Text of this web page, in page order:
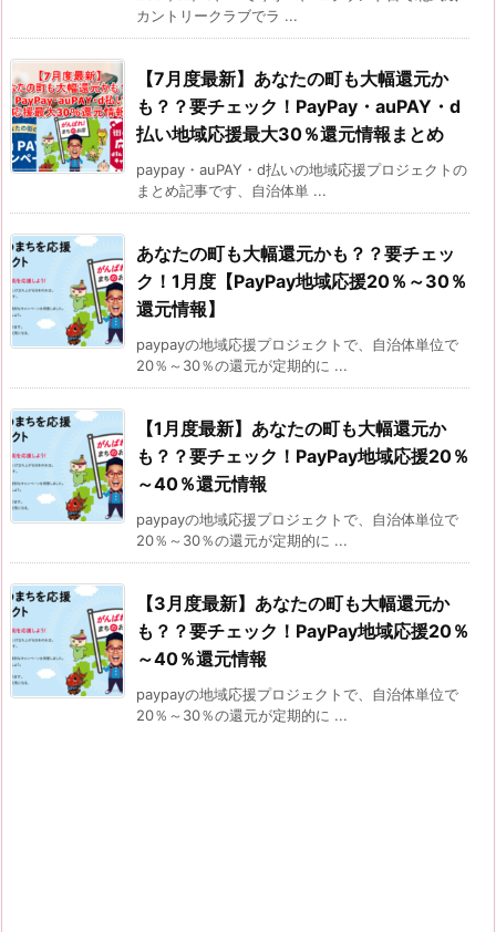
カントリークラブでラ ...
【7月度最新】あなたの町も大幅還元か
も？？要チェック！PayPay・auPAY・d
払い地域応援最大30％還元情報まとめ
paypay・auPAY・d払いの地域応援プロジェクトの
まとめ記事です、自治体単 ...
あなたの町も大幅還元かも？？要チェッ
ク！1月度【PayPay地域応援20％～30％
還元情報】
paypayの地域応援プロジェクトで、自治体単位で
20％～30％の還元が定期的に ...
【1月度最新】あなたの町も大幅還元か
も？？要チェック！PayPay地域応援20％
～40％還元情報
paypayの地域応援プロジェクトで、自治体単位で
20％～30％の還元が定期的に ...
【3月度最新】あなたの町も大幅還元か
も？？要チェック！PayPay地域応援20％
～40％還元情報
paypayの地域応援プロジェクトで、自治体単位で
20％～30％の還元が定期的に ...